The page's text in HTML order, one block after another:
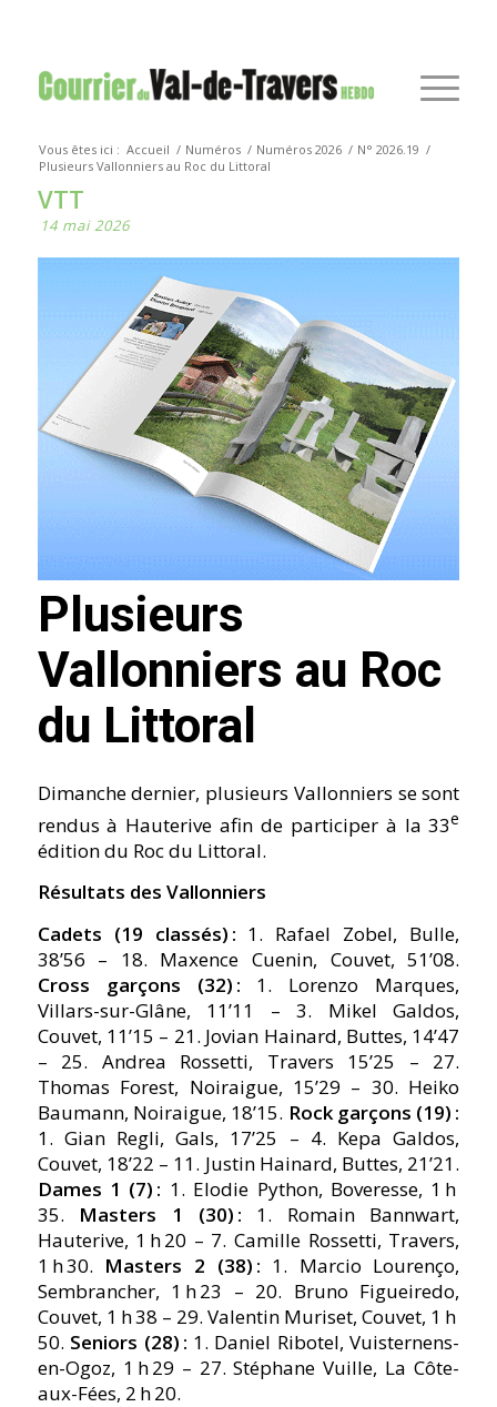
Vous êtes ici : Accueil / Numéros / Numéros 2026 / N° 2026.19 /
Plusieurs Vallonniers au Roc du Littoral
VTT
14 mai 2026
Plusieurs
Vallonniers au Roc
du Littoral
Dimanche dernier, plusieurs Vallonniers se sont
rendus à Hauterive afin de participer à la 33e
édition du Roc du Littoral.
Résultats des Vallonniers
Cadets (19 classés) : 1. Rafael Zobel, Bulle,
38’56 – 18. Maxence Cuenin, Couvet, 51’08.
Cross garçons (32) : 1. Lorenzo Marques,
Villars-sur-Glâne, 11’11 – 3. Mikel Galdos,
Couvet, 11’15 – 21. Jovian Hainard, Buttes, 14’47
– 25. Andrea Rossetti, Travers 15’25 – 27.
Thomas Forest, Noiraigue, 15’29 – 30. Heiko
Baumann, Noiraigue, 18’15. Rock garçons (19) :
1. Gian Regli, Gals, 17’25 – 4. Kepa Galdos,
Couvet, 18’22 – 11. Justin Hainard, Buttes, 21’21.
Dames 1 (7) : 1. Elodie Python, Boveresse, 1 h
35. Masters 1 (30) : 1. Romain Bannwart,
Hauterive, 1 h 20 – 7. Camille Rossetti, Travers,
1 h 30. Masters 2 (38) : 1. Marcio Lourenço,
Sembrancher, 1 h 23 – 20. Bruno Figueiredo,
Couvet, 1 h 38 – 29. Valentin Muriset, Couvet, 1 h
50. Seniors (28) : 1. Daniel Ribotel, Vuisternens-
en-Ogoz, 1 h 29 – 27. Stéphane Vuille, La Côte-
aux-Fées, 2 h 20.